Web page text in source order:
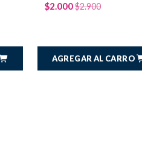
$2.000$2.900
AGREGAR AL CARRO